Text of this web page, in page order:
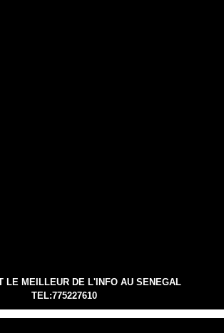
LE MEILLEUR DE L'INFO AU SENEGAL
TEL:775227610